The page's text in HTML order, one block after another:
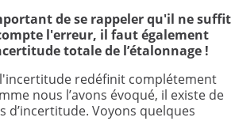
de se rappeler qu'il ne suffit
l'erreur, il faut également
totale de l’étalonnage !
redéfinit complétement
nous l’avons évoqué, il existe de
d’incertitude. Voyons quelques